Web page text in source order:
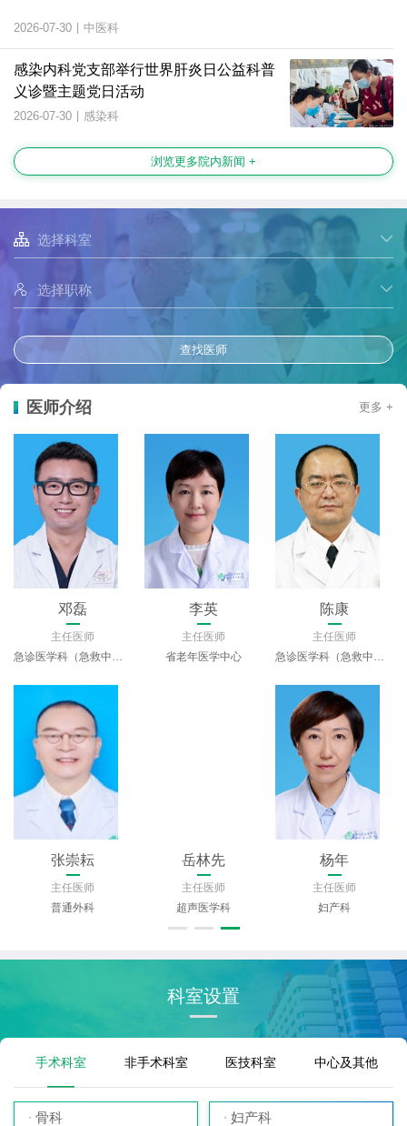
2026-07-30 | 中医科
感染内科党支部举行世界肝炎日公益科普
义诊暨主题党日活动
2026-07-30 | 感染科
浏览更多院内新闻 +


查找医师
医师介绍 更多 +
主任医师
神经外科
主任医师
急诊医学科（急救中心）
主任医师
省老年医学中心
主任医师
整形外科
张崇耘
主任医师
普通外科
主任医师
超声医学科
科室设置
手术科室 非手术科室 医技科室 中心及其他
骨科 妇产科